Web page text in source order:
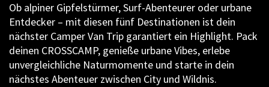
Ob alpiner Gipfelstürmer, Surf-Abenteurer oder urbane
Entdecker – mit diesen fünf Destinationen ist dein
nächster Camper Van Trip garantiert ein Highlight. Pack
deinen CROSSCAMP, genieße urbane Vibes, erlebe
unvergleichliche Naturmomente und starte in dein
nächstes Abenteuer zwischen City und Wildnis.